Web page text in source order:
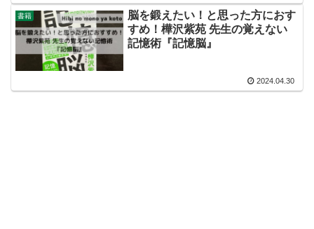
書籍
脳を鍛えたい！と思った方におす
すめ！樺沢紫苑 先生の覚えない
記憶術『記憶脳』
2024.04.30